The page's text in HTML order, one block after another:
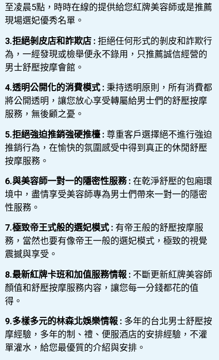
至凌晨5點，時時在線的提供給您紅牌美容師或是推薦
現場選妃優秀名單。
3.拒絕剝皮店和詐欺店 : 拒絕任何形式的剝皮和詐欺行
為，一經發現或檢舉便永不錄用，只推薦誠信經營的
男士舒壓按摩會館。
4.透明公開化的消費模式 : 秉持透明原則，所有消費都
將公開透明，讓您放心享受轉屬給男士們的舒壓按摩
服務，無後顧之憂。
5.拒絕強迫推銷強硬推檯 : 尊重客戶選擇絕不進行強迫
推銷行為，在愉快的氛圍感受中得到真正的休閒舒壓
按摩服務。
6.與美容師一對一的隱密性服務 : 在乾淨舒壓的包廂環
境中，盡情享受美容師專為男士們帶來一對一的隱密
性服務。
7.極致帝王式般的選妃模式 : 有帝王般的舒壓按摩服
務，當然也要有像帝王一般的選妃模式，極致的視覺
震撼與享受。
8.最新紅牌卡班和加值服務情報 : 不斷更新紅牌美容師
顏值和舒壓按摩服務内容，讓您每一分錢都花的值
得。
9.多樣多元的林森北娛樂情報 : 多年的台北男士舒壓按
摩經驗，多年的制、禮、便服酒店的安排經驗，不灌
單灌水，給您最優質的介紹與安排。